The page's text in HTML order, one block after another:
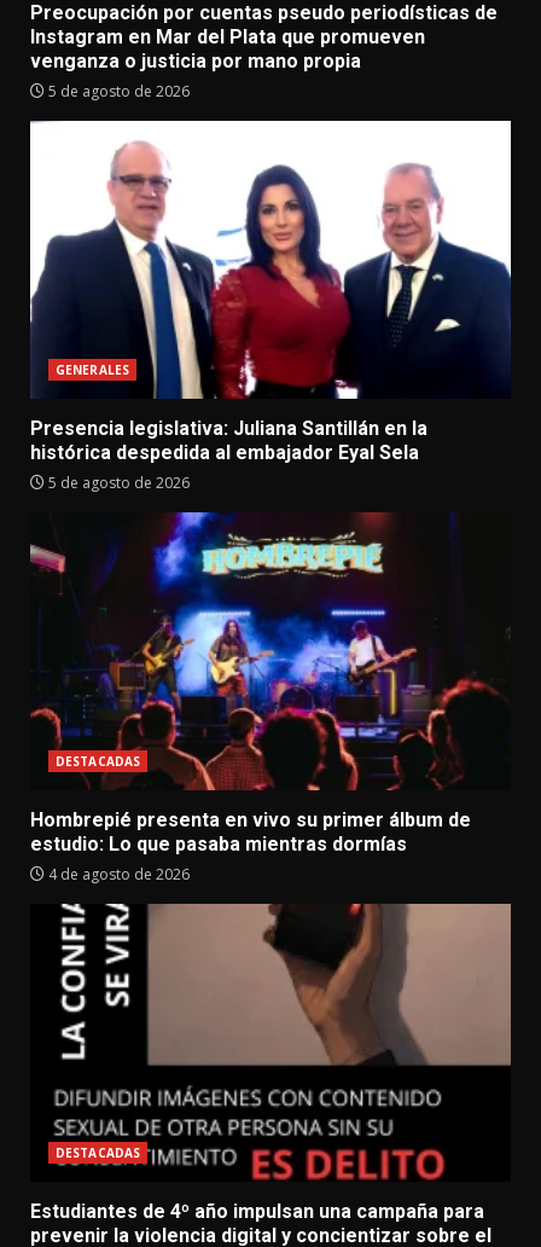
Preocupación por cuentas pseudo periodísticas de
Instagram en Mar del Plata que promueven
venganza o justicia por mano propia
5 de agosto de 2026
GENERALES
Presencia legislativa: Juliana Santillán en la
histórica despedida al embajador Eyal Sela
5 de agosto de 2026
DESTACADAS
Hombrepié presenta en vivo su primer álbum de
estudio: Lo que pasaba mientras dormías
4 de agosto de 2026
DESTACADAS
Estudiantes de 4º año impulsan una campaña para
prevenir la violencia digital y concientizar sobre el